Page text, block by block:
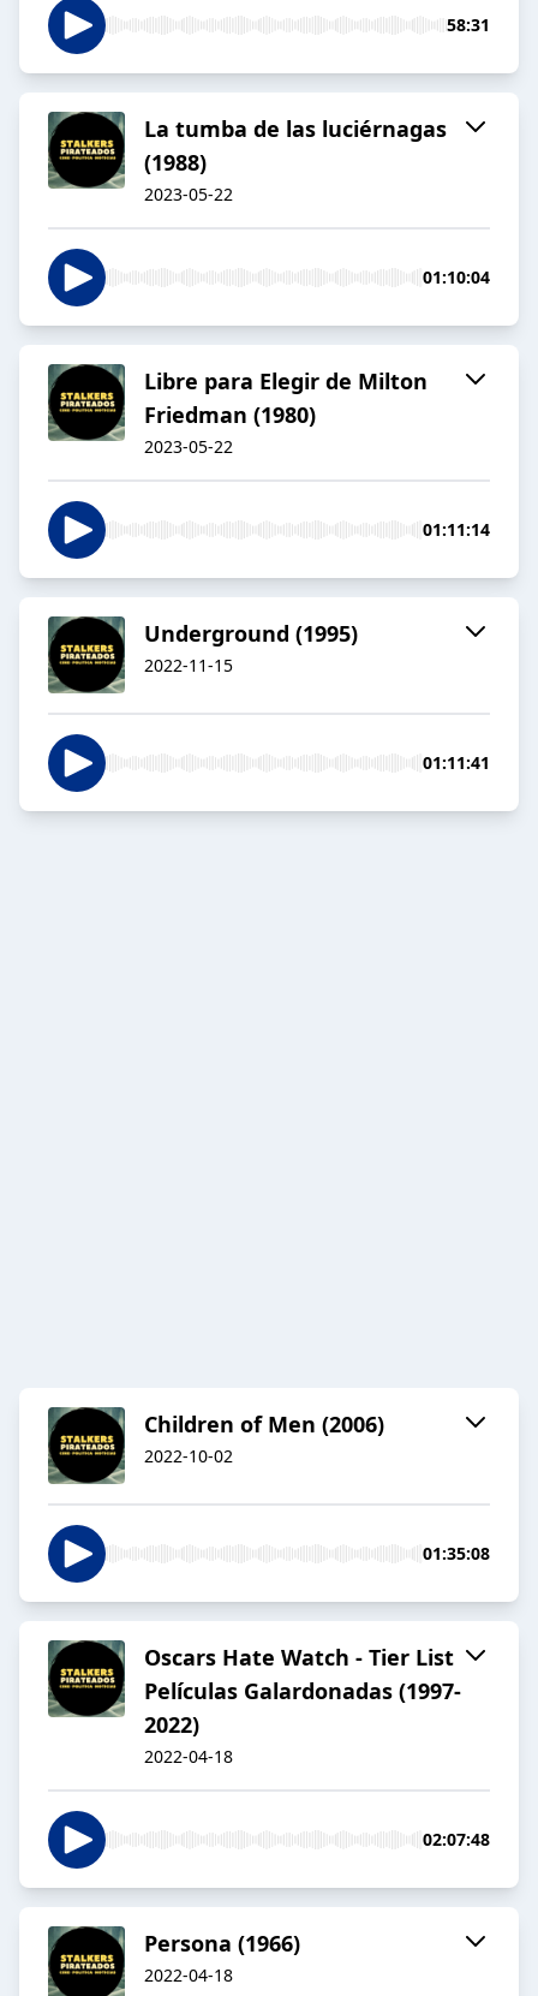
58:31
La tumba de las luciérnagas
(1988)
2023-05-22
01:10:04
Libre para Elegir de Milton
Friedman (1980)
2023-05-22
01:11:14
Underground (1995)
2022-11-15
01:11:41
Children of Men (2006)
2022-10-02
01:35:08
Oscars Hate Watch - Tier List
Películas Galardonadas (1997-
2022)
2022-04-18
02:07:48
Persona (1966)
2022-04-18